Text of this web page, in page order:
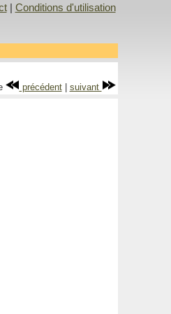
| Conditions d'utilisation
précédent| suivant